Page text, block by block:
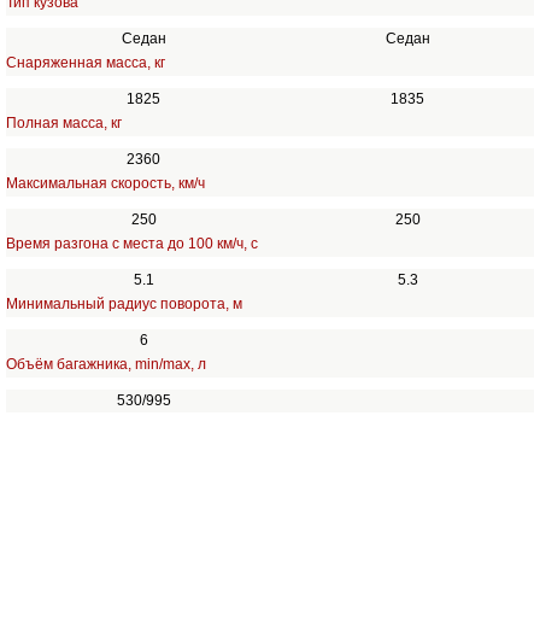
Седан
Седан
Снаряженная масса, кг
1825
1835
Полная масса, кг
2360
Максимальная скорость, км/ч
250
250
Время разгона с места до 100 км/ч, с
5.1
5.3
Минимальный радиус поворота, м
6
Объём багажника, min/max, л
530/995